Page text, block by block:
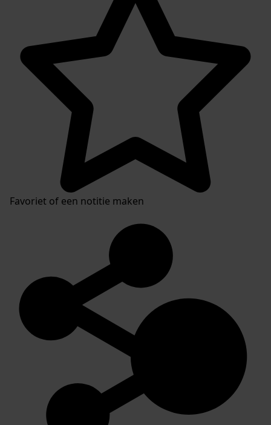
Favoriet of een notitie maken